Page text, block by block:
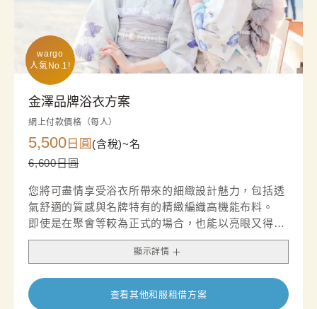
wargo
人氣No.1!
金澤品牌浴衣方案
網上付款價格（每人）
5,500 日圓 (含稅)~名
6,600日圓
您將可盡情享受浴衣所帶來的細緻設計魅力，包括透
氣舒適的質感與名牌特有的精緻編織高機能布料。
即使是在聚會等較為正式的場合，也能以亮眼又得體
的穿搭，展現您獨特的品味與風采。
顯示詳情
查看其他和服租借方案